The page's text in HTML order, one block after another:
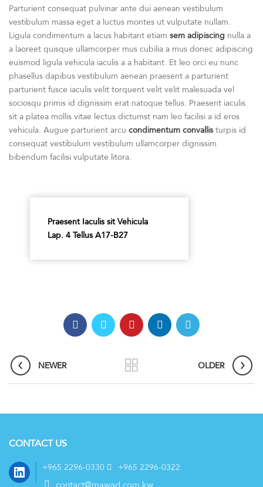
Parturient consequat pulvinar ante dui aenean vestibulum
vestibulum massa eget a luctus montes ut vulputate nullam.
Ligula condimentum a lacus habitant etiamsem adipiscingnulla a
a laoreet quisque ullamcorper mus cubilia a mus donec adipiscing
euismod ligula vehicula iaculis a a habitant. Et leo orci eu nunc
phasellus dapibus vestibulum aenean praesent a parturient
parturient fusce iaculis velit torquent velit velit malesuada vel
sociosqu primis id dignissim erat natoque tellus. Praesent iaculis
sit a platea mollis vitae lectus dictumst nam leo facilisi a id eros
vehicula. Augue parturient arcucondimentum convallisturpis id
consequat vestibulum vestibulum ullamcorper dignissim
bibendum facilisi vulputate litora.
Praesent Iaculis sit Vehicula
Lap. 4 Tellus A17-B27
NEWER OLDER
CONTACT US
LinkedIn+965 2296-0330 +965 2296-0322